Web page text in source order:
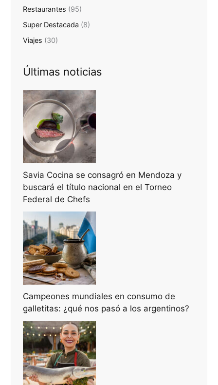
Restaurantes (95)
Super Destacada (8)
Viajes (30)
Últimas noticias
Savia Cocina se consagró en Mendoza y
buscará el título nacional en el Torneo
Federal de Chefs
Campeones mundiales en consumo de
galletitas: ¿qué nos pasó a los argentinos?